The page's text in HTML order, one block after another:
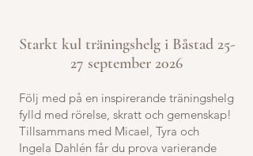
Starkt kul träningshelg i Båstad 25-
27 september 2026
Följ med på en inspirerande träningshelg
fylld med rörelse, skratt och gemenskap!
Tillsammans med Micael, Tyra och
Ingela Dahlén får du prova varierande